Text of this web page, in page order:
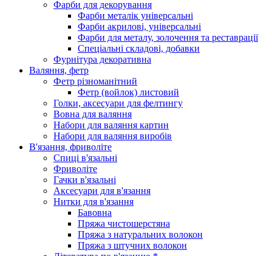
Фарби для декорування
Фарби металік універсальні
Фарби акрилові, універсальні
Фарби для металу, золочення та реставрації
Спеціальні складові, добавки
Фурнітура декоративна
Валяння, фетр
Фетр різноманітний
Фетр (войлок) листовий
Голки, аксесуари для фелтингу
Вовна для валяння
Набори для валяння картин
Набори для валяння виробів
В'язання, фриволіте
Спиці в'язальні
Фриволіте
Гачки в'язальні
Аксесуари для в'язання
Нитки для в'язання
Бавовна
Пряжа чистошерстяна
Пряжа з натуральних волокон
Пряжа з штучних волокон